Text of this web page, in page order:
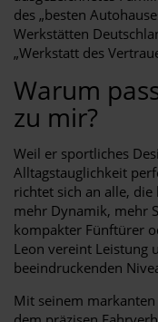
des „besten
Werkstätten
„Werkstatt des
Warum
zu mir?
Weil er sportliches
Alltagstauglichkeit
richtet sich an alle,
mehr Dynamik, mehr
kompakter Fünftürer
Leon vereint Leistung
beeindruckenden
Mit seinem